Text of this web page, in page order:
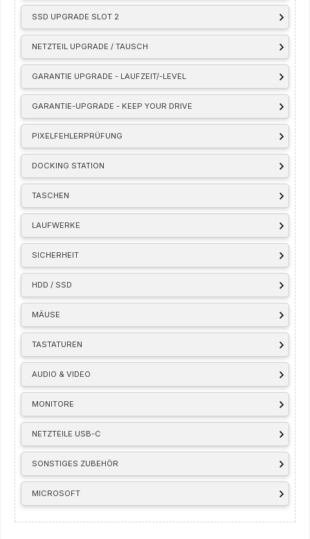
SSD UPGRADE SLOT 2
NETZTEIL UPGRADE / TAUSCH
GARANTIE UPGRADE - LAUFZEIT/-LEVEL
GARANTIE-UPGRADE - KEEP YOUR DRIVE
PIXELFEHLERPRÜFUNG
DOCKING STATION
TASCHEN
LAUFWERKE
SICHERHEIT
HDD / SSD
MÄUSE
TASTATUREN
AUDIO & VIDEO
MONITORE
NETZTEILE USB-C
SONSTIGES ZUBEHÖR
MICROSOFT